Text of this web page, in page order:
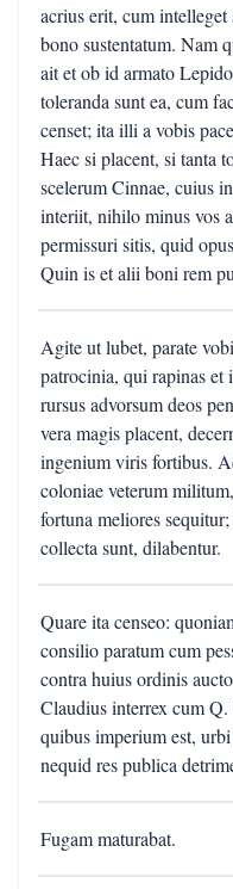
acrius erit, cum intelleget
bono sustentatum. Nam
ait et ob id armato
toleranda sunt ea, cum
censet; ita illi a vobis
Haec si placent, si tanta
scelerum Cinnae, cuius
interiit, nihilo minus vos
permissuri sitis, quid
Quin is et alii boni rem
Agite ut lubet, parate
patrocinia, qui rapinas et
rursus advorsum deos
vera magis placent,
ingenium viris fortibus.
coloniae veterum
fortuna meliores
collecta sunt, dilabentur.
Quare ita censeo:
consilio paratum cum
contra huius ordinis
Claudius interrex cum
quibus imperium est,
nequid res publica
Fugam maturabat.